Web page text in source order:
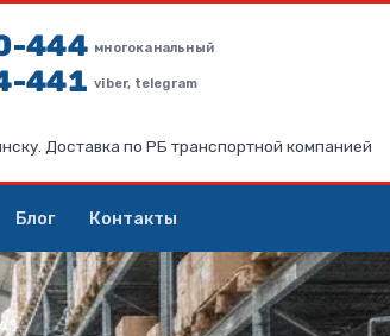
444 многоканальный
441viber, telegram
Доставка по РБ транспортной компанией
Блог Контакты